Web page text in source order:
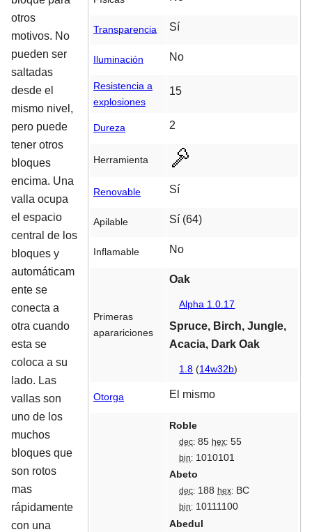
Transparencia Sí
Iluminación No
Resistencia a
explosiones
15
Dureza 2
Herramienta
Renovable Sí
Apilable Sí (64)
Inflamable No
Primeras
aparariciones
Oak
Alpha 1.0.17
Spruce, Birch, Jungle,
Acacia, Dark Oak
1.8 (14w32b)
Otorga El mismo
Roble
dec: 85hex: 55
bin: 1010101
Abeto
dec: 188hex: BC
bin: 10111100
Abedul
otros
motivos. No
pueden ser
saltadas
desde el
mismo nivel,
pero puede
tener otros
bloques
encima. Una
valla ocupa
el espacio
central de los
bloques y
automáticam
ente se
conecta a
otra cuando
esta se
coloca a su
lado. Las
vallas son
uno de los
muchos
bloques que
son rotos
mas
rápidamente
con una